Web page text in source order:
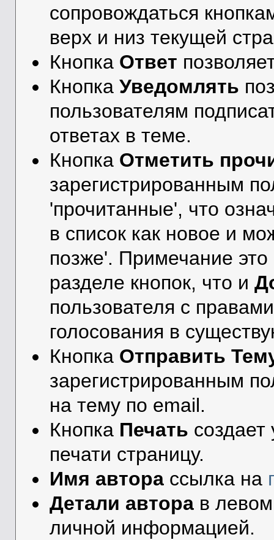
сопровождаться
верх и низ текущей
Кнопка Ответ
КнопкаУведомлять
пользователям
ответах в теме.
Кнопка Отметить
зарегистрированным
'прочитанные', что
в список как новое и
позже'. Примечание
разделе кнопок, что и
пользователя с
голосования в
Кнопка Отправить
зарегистрированным
на тему по email.
Кнопка Печать
печати страницу.
Имя автора ссылка на
Детали автора в
личной информацией.